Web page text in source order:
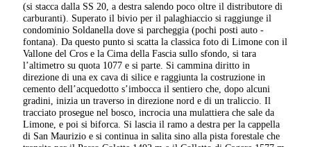
(si stacca dalla SS 20, a destra salendo poco oltre il distributore di
carburanti). Superato il bivio per il palaghiaccio si raggiunge il
condominio Soldanella dove si parcheggia (pochi posti auto -
fontana). Da questo punto si scatta la classica foto di Limone con il
Vallone del Cros e la Cima della Fascia sullo sfondo, si tara
l’altimetro su quota 1077 e si parte. Si cammina diritto in
direzione di una ex cava di silice e raggiunta la costruzione in
cemento dell’acquedotto s’imbocca il sentiero che, dopo alcuni
gradini, inizia un traverso in direzione nord e di un traliccio. Il
tracciato prosegue nel bosco, incrocia una mulattiera che sale da
Limone, e poi si biforca. Si lascia il ramo a destra per la cappella
di San Maurizio e si continua in salita sino alla pista forestale che